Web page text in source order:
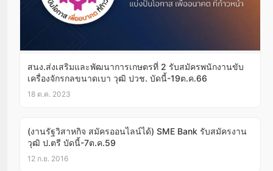
สนง.ส่งเสริมและพัฒนาการเกษตรที่ 2 รับสมัครพนักงานขับ
เครื่องจักรกลขนาดเบา วุฒิ ปวช. บัดนี้-19ต.ค.66
18 ต.ค. 2023
(งานรัฐวิสาหกิจ สมัครออนไลน์ได้) SME Bank รับสมัครงาน
วุฒิ ป.ตรี บัดนี้-7ต.ค.59
12 ก.ย. 2016